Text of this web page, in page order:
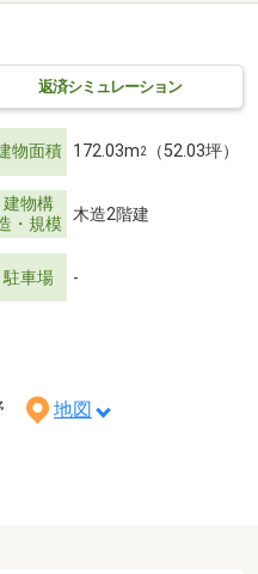
返済シミュレーション
物面積 172.03m2 （52.03坪）
建物構
・規模 木造2階建
駐車場 -
地図